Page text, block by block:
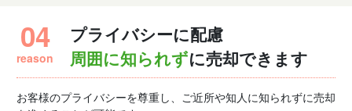
04
reason
プライバシーに配慮
周囲に知られずに売却できます
お客様のプライバシーを尊重し、ご近所や知人に知られずに売却